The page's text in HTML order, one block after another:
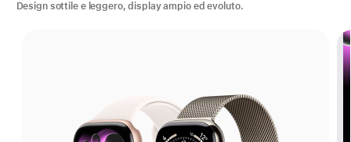
Design sottile e leggero, display ampio ed evoluto.